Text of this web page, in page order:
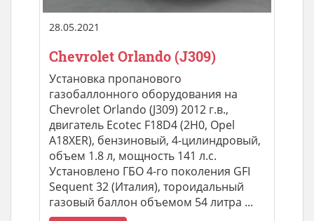
28.05.2021
Chevrolet Orlando (J309)
Установка пропанового
газобаллонного оборудования на
Chevrolet Orlando (J309) 2012 г.в.,
двигатель Ecotec F18D4 (2H0, Opel
A18XER), бензиновый, 4-цилиндровый,
объем 1.8 л, мощность 141 л.с.
Установлено ГБО 4-го поколения GFI
Sequent 32 (Италия), тороидальный
газовый баллон объемом 54 литра ...